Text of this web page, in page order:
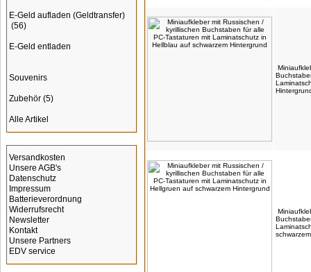
E-Geld aufladen (Geldtransfer)
(56)
E-Geld entladen
Souvenirs
Zubehör (5)
Alle Artikel
Versandkosten
Unsere AGB's
Datenschutz
Impressum
Batterieverordnung
Widerrufsrecht
Newsletter
Kontakt
Unsere Partners
EDV service